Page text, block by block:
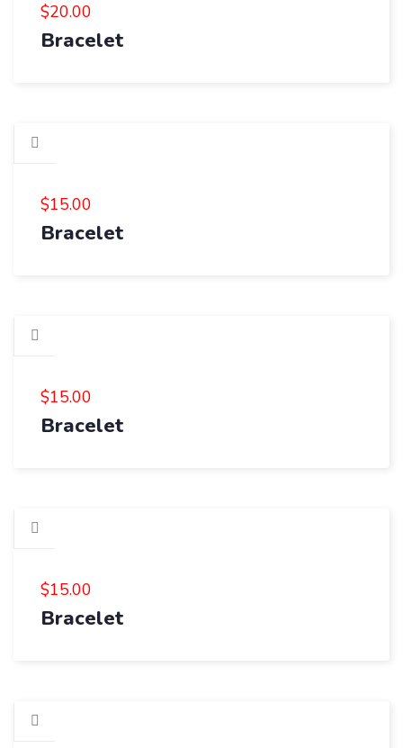
$20.00
Bracelet
$15.00
Bracelet
$15.00
Bracelet
$15.00
Bracelet